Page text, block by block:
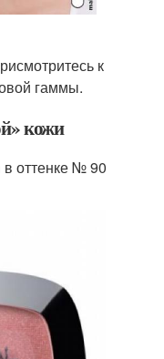
к
гаммы.
кожи
оттенке № 90